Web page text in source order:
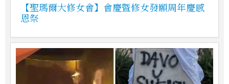
【聖瑪爾大修女會】會慶暨修女發願周年慶感
恩祭